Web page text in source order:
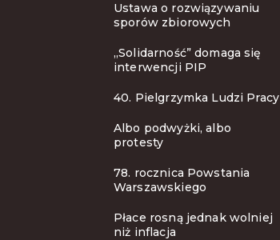
Ustawa o rozwiązywaniu
sporów zbiorowych
„Solidarność” domaga się
interwencji PIP
40. Pielgrzymka Ludzi Pracy
Albo podwyżki, albo
protesty
78. rocznica Powstania
Warszawskiego
Płace rosną jednak wolniej
niż inflacja